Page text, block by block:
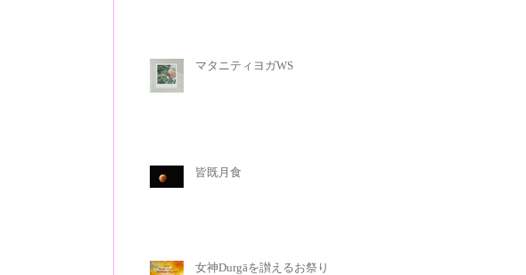
マタニティヨガWS
皆既月食
女神Durgāを讃えるお祭り